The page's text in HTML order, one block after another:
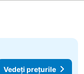
Vedeți prețurile